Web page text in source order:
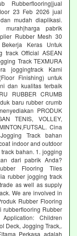
23 Feb 2026 jual
mudah diaplikasi.
murah|harga pabrik
Rubber Mesh 30
Keras Untuk
track Official ASEAN
Track TEXMURA
joggingtrack Kami
Finishing) untuk
dan kualitas terbaik
RUBBER CRUMB
baru rubber crumb
PRODUK
TENIS, VOLLEY,
Cina
Track bahan
indoor and outdoor
bahan. 1. jogging
dari pabrik Anda?
Flooring Tiles
rubber jogging track
as well as supply
We are involved in
Rubber Flooring
rubberflooring Rubber
Children
Deck, Jogging Track,.
Perkasa adalah